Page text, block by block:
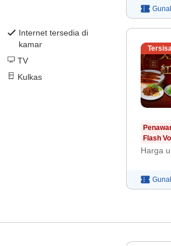
Internet tersedia di
kamar
TV
Kulkas
Tersisa
Flash
Harga